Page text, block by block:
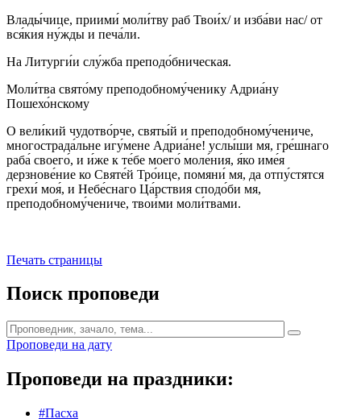
Влады́чице, приими́ моли́тву раб Твои́х/ и изба́ви нас/ от
вся́кия ну́жды и печа́ли.
На Литурги́и слу́жба преподо́бническая.
Моли́тва свято́му преподобному́ченику Адриа́ну
Пошехо́нскому
О вели́кий чудотво́рче, святы́й и преподобному́чениче,
многострада́льне игу́мене Адриа́не! услы́ши мя, гре́шнаго
раба́ своего́, и и́же к те́бе моего́ моле́ния, я́ко име́я
дерзнове́ние ко Святе́й Тро́ице, помяни́ мя, да отпу́стятся
грехи́ моя́, и Небе́снаго Ца́рствия сподо́би мя,
преподобному́чениче, твои́ми моли́твами.
Печать страницы
Поиск проповеди
Проповеди на дату
Проповеди на праздники:
#Пасха